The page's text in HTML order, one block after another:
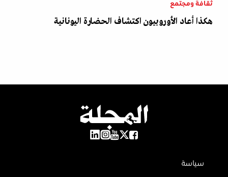
ثقافة ومجتمع
هكذا أعاد الأوروبيون اكتشاف الحضارة اليونانية
سياسة